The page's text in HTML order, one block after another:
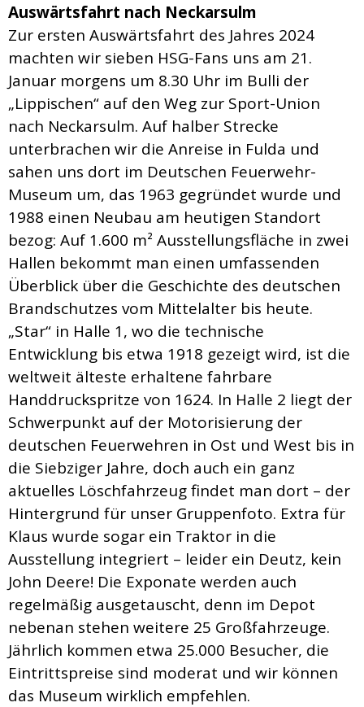
Auswärtsfahrt nach Neckarsulm
Zur ersten Auswärtsfahrt des Jahres 2024
machten wir sieben HSG-Fans uns am 21.
Januar morgens um 8.30 Uhr im Bulli der
„Lippischen“ auf den Weg zur Sport-Union
nach Neckarsulm. Auf halber Strecke
unterbrachen wir die Anreise in Fulda und
sahen uns dort im Deutschen Feuerwehr-
Museum um, das 1963 gegründet wurde und
1988 einen Neubau am heutigen Standort
bezog: Auf 1.600 m² Ausstellungsfläche in zwei
Hallen bekommt man einen umfassenden
Überblick über die Geschichte des deutschen
Brandschutzes vom Mittelalter bis heute.
„Star“ in Halle 1, wo die technische
Entwicklung bis etwa 1918 gezeigt wird, ist die
weltweit älteste erhaltene fahrbare
Handdruckspritze von 1624. In Halle 2 liegt der
Schwerpunkt auf der Motorisierung der
deutschen Feuerwehren in Ost und West bis in
die Siebziger Jahre, doch auch ein ganz
aktuelles Löschfahrzeug findet man dort – der
Hintergrund für unser Gruppenfoto. Extra für
Klaus wurde sogar ein Traktor in die
Ausstellung integriert – leider ein Deutz, kein
John Deere! Die Exponate werden auch
regelmäßig ausgetauscht, denn im Depot
nebenan stehen weitere 25 Großfahrzeuge.
Jährlich kommen etwa 25.000 Besucher, die
Eintrittspreise sind moderat und wir können
das Museum wirklich empfehlen.